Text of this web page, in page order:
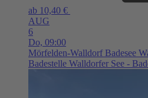
ab 10,40 €
AUG
6
Do, 09:00
Mörfelden-Walldorf Badesee
Badestelle Walldorfer See -